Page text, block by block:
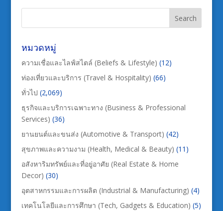
หมวดหมู่
ความเชื่อและไลฟ์สไตล์ (Beliefs & Lifestyle) (12)
ท่องเที่ยวและบริการ (Travel & Hospitality) (66)
ทั่วไป (2,069)
ธุรกิจและบริการเฉพาะทาง (Business & Professional
Services) (36)
ยานยนต์และขนส่ง (Automotive & Transport) (42)
สุขภาพและความงาม (Health, Medical & Beauty) (11)
อสังหาริมทรัพย์และที่อยู่อาศัย (Real Estate & Home
Decor) (30)
อุตสาหกรรมและการผลิต (Industrial & Manufacturing) (4)
เทคโนโลยีและการศึกษา (Tech, Gadgets & Education) (5)